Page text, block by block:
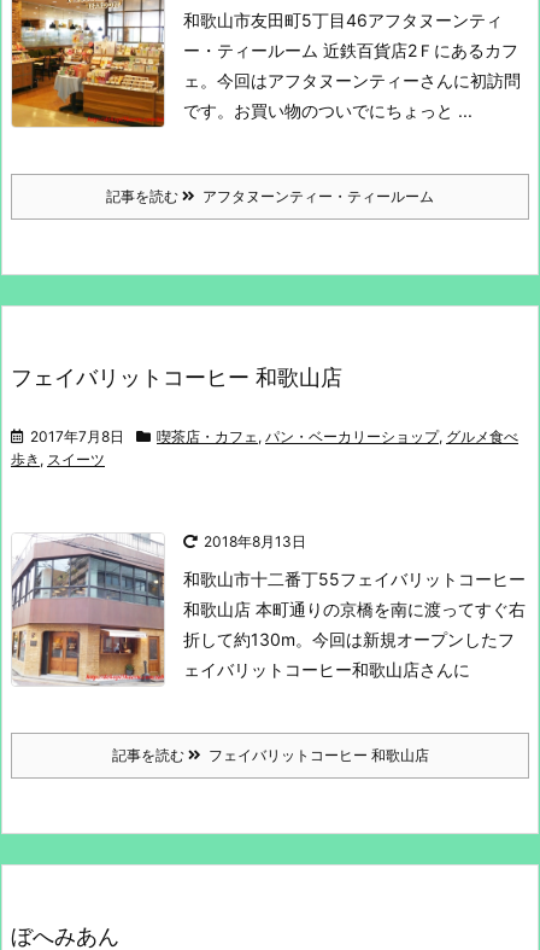
和歌山市友田町5丁目46アフタヌーンティ
ー・ティールーム 近鉄百貨店2Ｆにあるカフ
ェ。 今回はアフタヌーンティーさんに初訪問
です。 お買い物のついでにちょっと ...
記事を読む アフタヌーンティー・ティールーム
フェイバリットコーヒー 和歌山店
2017年7月8日 喫茶店・カフェ, パン・ベーカリーショップ, グルメ食べ
歩き , スイーツ
2018年8月13日
和歌山市十二番丁55フェイバリットコーヒー
和歌山店 本町通りの京橋を南に渡ってすぐ右
折して約130m。 今回は新規オープンしたフ
ェイバリットコーヒー和歌山店さんに
記事を読む フェイバリットコーヒー 和歌山店
ぼへみあん